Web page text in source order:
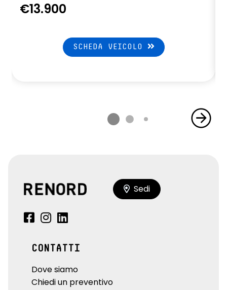
€13.900
SCHEDA VEICOLO
Sedi
CONTATTI
Dove siamo
Chiedi un preventivo